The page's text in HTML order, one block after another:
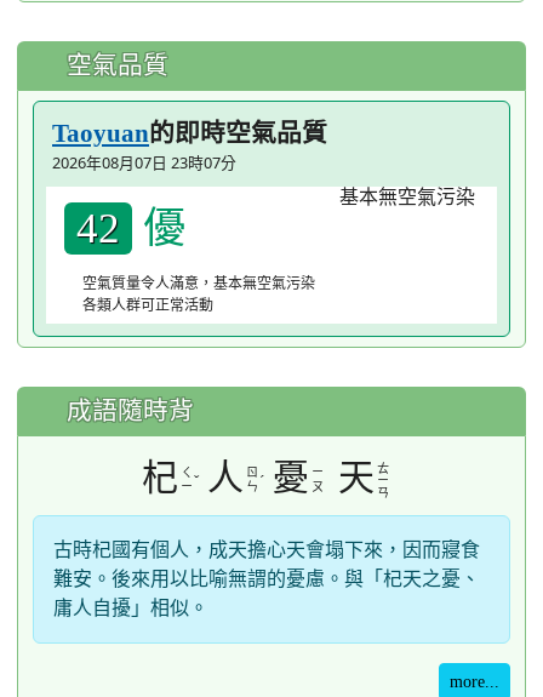
空氣品質
Taoyuan的即時空氣品質
2026年08月07日 23時07分
42 優
空氣質量令人滿意，基本無空氣污染
各類人群可正常活動
成語隨時背
杞 ㄑ
ㄧˇ 人
ㄖ
ㄣ ˊ 憂 ㄧ
ㄡ
天 ㄊ
ㄧ
ㄢ
古時杞國有個人，成天擔心天會塌下來，因而寢食
難安。後來用以比喻無謂的憂慮。與「杞天之憂、
庸人自擾」相似。
more...